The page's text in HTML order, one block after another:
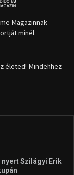
Magazinnak
minél
életed! Mindehhez
Szilágyi Erik